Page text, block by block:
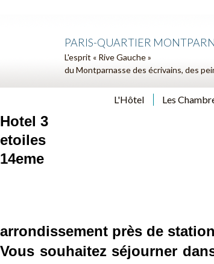
PARIS-QUARTIER
L'esprit « Rive Gauche »
du Montparnasse des écrivains, des
L'Hôtel Les
Hotel 3
etoiles
14eme
arrondissement près de
Vous souhaitez séjourner